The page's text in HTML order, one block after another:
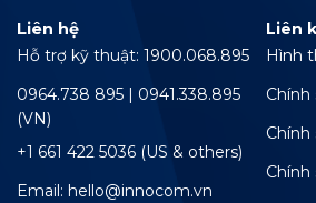
Liên hệ
Hỗ trợ kỹ thuật: 1900.068.895
0964.738 895 | 0941.338.895
(VN)
+1 661 422 5036 (US & others)
Email: hello@innocom.vn
Liên
Hình
Chính
Chính